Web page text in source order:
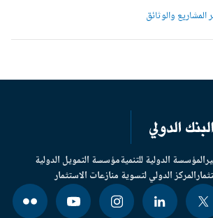
والوثائق
الدولية للتنميةمؤسسة التمويل الدولية
المركز الدولي لتسوية منازعات الاستثمار